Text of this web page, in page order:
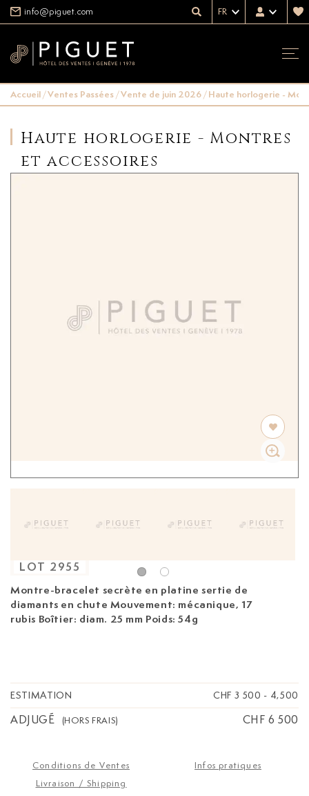
info@piguet.com FR
Accueil/Ventes Passées/Vente de juin 2026/Haute horlogerie -
Haute horlogerie - Montres
et accessoires
Montre-bracelet secrète en platine sertie de
diamants en chute Mouvement: mécanique, 17
rubis Boîtier: diam. 25 mm Poids: 54g
LOT 2955
ESTIMATION CHF 3 500 - 4,500
ADJUGÉ (HORS FRAIS) CHF 6 500
Conditions de Ventes
Infos pratiques
Livraison / Shipping